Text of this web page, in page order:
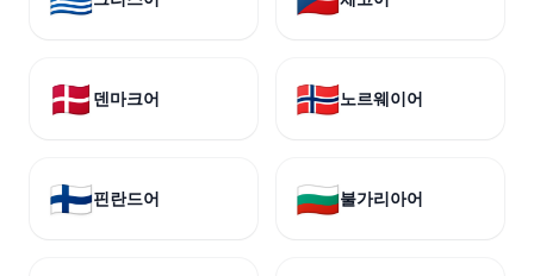
🇩🇰 덴마크어 🇳🇴노르웨이어
🇫🇮핀란드어 🇧🇬불가리아어